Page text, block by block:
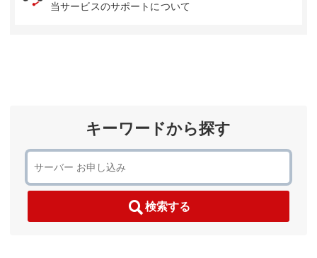
当サービスのサポートについて
キーワードから探す
検索する